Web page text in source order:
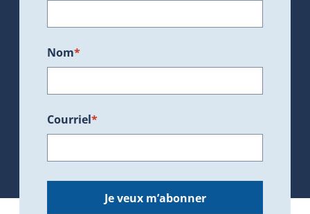
Nom*
Courriel*
Je veux m’abonner